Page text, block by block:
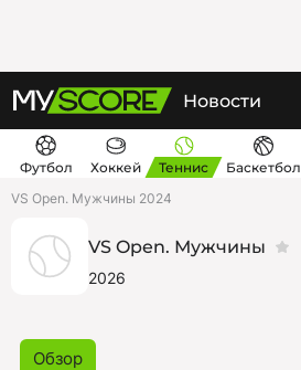
Новости
Футбол Хоккей Теннис Баскетбол
VS Open. Мужчины 2024
VS Open. Мужчины
2026
Обзор